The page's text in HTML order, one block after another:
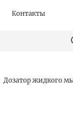
Контакты
Дозатор жидкого